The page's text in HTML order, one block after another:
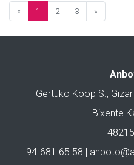
« 1 2 3 »
Gertuko Koop S.,
Bixente
94-681 65 58 |